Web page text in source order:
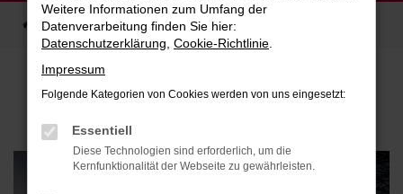
Startseite Kontakt Kontakt & Öffnungszeiten
KONTAKT& ÖFFNUNGSZEITEN
Weitere Informationen zum Umfang der
Datenverarbeitung finden Sie hier:
Datenschutzerklärung Cookie-Richtlinie
Impressum
Folgende Kategorien von Cookies werden von uns eingesetzt:
Essentiell
Diese Technologien sind erforderlich, um die
Kernfunktionalität der Webseite zu gewährleisten.